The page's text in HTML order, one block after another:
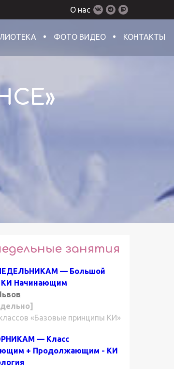
О нас
ФОТО ВИДЕО КОНТАКТЫ
занятия
— Большой
КИ Начинающим
«Базовые принципы КИ»
— Класс
+ Продолжающим - КИ